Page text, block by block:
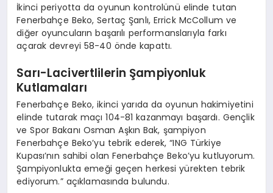
İkinci periyotta da oyunun kontrolünü elinde tutan
Fenerbahçe Beko, Sertaç Şanlı, Errick McCollum ve
diğer oyuncuların başarılı performanslarıyla farkı
açarak devreyi 58-40 önde kapattı.
Sarı-Lacivertlilerin Şampiyonluk
Kutlamaları
Fenerbahçe Beko, ikinci yarıda da oyunun hakimiyetini
elinde tutarak maçı 104-81 kazanmayı başardı. Gençlik
ve Spor Bakanı Osman Aşkın Bak, şampiyon
Fenerbahçe Beko’yu tebrik ederek, “ING Türkiye
Kupası’nın sahibi olan Fenerbahçe Beko’yu kutluyorum.
Şampiyonlukta emeği geçen herkesi yürekten tebrik
ediyorum.” açıklamasında bulundu.